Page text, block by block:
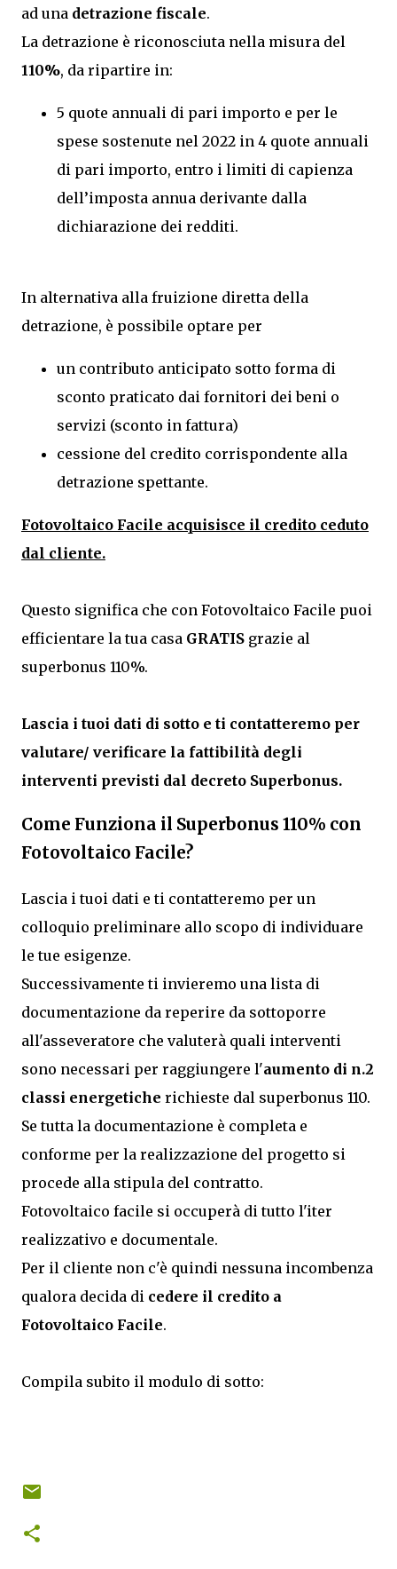
ad una detrazione fiscale.
La detrazione è riconosciuta nella misura del
110%, da ripartire in:
5 quote annuali di pari importo e per le
spese sostenute nel 2022 in 4 quote annuali
di pari importo, entro i limiti di capienza
dell’imposta annua derivante dalla
dichiarazione dei redditi.
In alternativa alla fruizione diretta della
detrazione, è possibile optare per
un contributo anticipato sotto forma di
sconto praticato dai fornitori dei beni o
servizi (sconto in fattura)
cessione del credito corrispondente alla
detrazione spettante.
Fotovoltaico Facile acquisisce il credito ceduto
dal cliente.
Questo significa che con Fotovoltaico Facile puoi
efficientare la tua casa GRATIS grazie al
superbonus 110%.
Lascia i tuoi dati di sotto e ti contatteremo per
valutare/ verificare la fattibilità degli
interventi previsti dal decreto Superbonus.
Come Funziona il Superbonus 110% con
Fotovoltaico Facile?
Lascia i tuoi dati e ti contatteremo per un
colloquio preliminare allo scopo di individuare
le tue esigenze.
Successivamente ti invieremo una lista di
documentazione da reperire da sottoporre
all'asseveratore che valuterà quali interventi
sono necessari per raggiungere l'aumento di n.2
classi energetiche richieste dal superbonus 110.
Se tutta la documentazione è completa e
conforme per la realizzazione del progetto si
procede alla stipula del contratto.
Fotovoltaico facile si occuperà di tutto l'iter
realizzativo e documentale.
Per il cliente non c'è quindi nessuna incombenza
qualora decida di cedere il credito a
Fotovoltaico Facile.
Compila subito il modulo di sotto: